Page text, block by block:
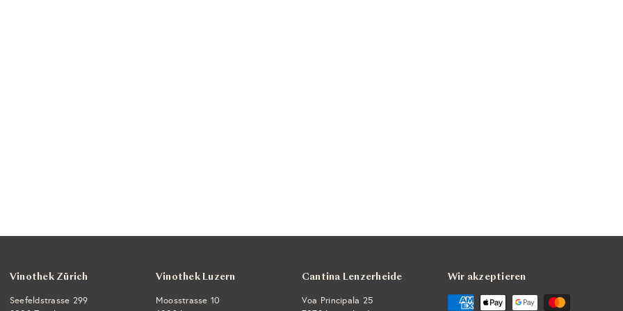
Vinothek Zürich
Seefeldstrasse 299
Vinothek Luzern
Moosstrasse 10
Cantina Lenzerheide
Voa Principala 25
Wir akzeptieren